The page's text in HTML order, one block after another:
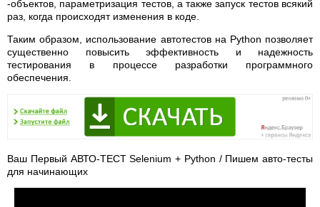
-объектов, параметризация тестов, а также запуск тестов всякий
раз, когда происходят изменения в коде.
Таким образом, использование автотестов на Python позволяет
существенно повысить эффективность и надежность
тестирования в процессе разработки программного
обеспечения.
Ваш Первый АВТО-ТЕСТ Selenium + Python / Пишем авто-тесты
для начинающих